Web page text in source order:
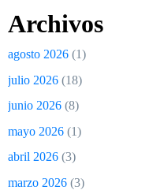
Archivos
agosto 2026 (1)
julio 2026 (18)
junio 2026 (8)
mayo 2026 (1)
abril 2026 (3)
marzo 2026 (3)